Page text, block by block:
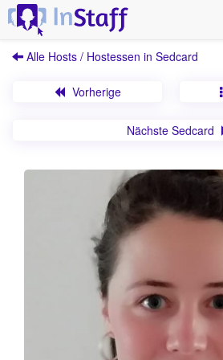
Alle Hosts / Hostessen in Sedcard
Vorherige
Nächste Sedcard